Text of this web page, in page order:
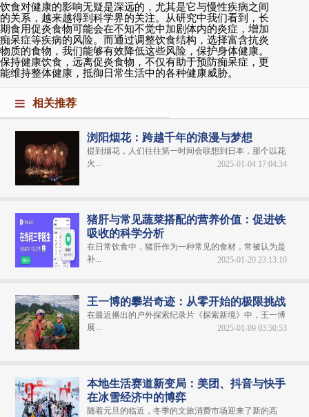
饮食对健康的影响无疑是深远的，尤其是它与慢性疾病之间
的关系，越来越得到科学界的关注。从研究中我们看到，长
期食用促炎食物可能会在不知不觉中加剧体内的炎症，增加
痴呆症等疾病的风险。而通过调整饮食结构，选择富含抗炎
物质的食物，我们能够有效降低这些风险，保护身体健康。
保持健康饮食，远离促炎食物，不仅有助于预防痴呆症，更
能维持整体健康，抵御日常生活中的各种健康威胁。
相关推荐
浏阳烟花：跨越千年的浪漫与梦想
提到烟花，人们往往第一时间会联想到日本，那个以花
火...
2025-01-04 17:04:34
猪肝与常见蔬菜搭配的营养价值：促进铁
吸收的科学分析
在日常饮食中，猪肝作为一种常见的食材，常被认为是
补...
2025-01-20 23:13:10
王一博的攀岩奇迹：从零开始的极限挑战
在最近播出的户外探索纪录片《探索新境》中，王一博
展...
2025-01-09 03:50:53
本地生活赛道新变局：美团、抖音与快手
在冰雪经济中的博弈
随着元旦的临近，冬季的文旅消费市场迎来了新的高